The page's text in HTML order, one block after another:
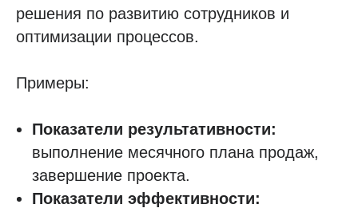
решения по развитию сотрудников и
оптимизации процессов.
Примеры:
Показатели результативности:
выполнение месячного плана продаж,
завершение проекта.
Показатели эффективности: